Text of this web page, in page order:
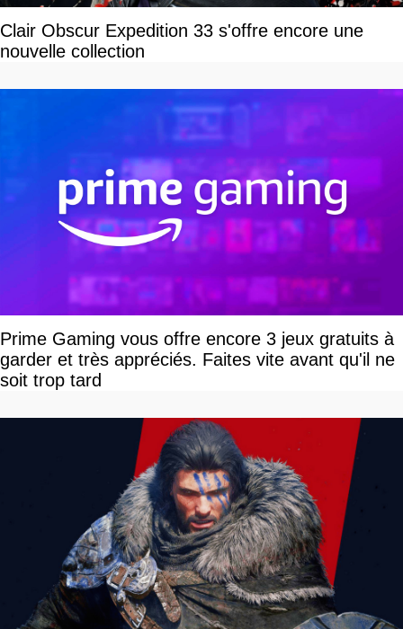
Clair Obscur Expedition 33 s'offre encore une
nouvelle collection
Prime Gaming vous offre encore 3 jeux gratuits à
garder et très appréciés. Faites vite avant qu'il ne
soit trop tard